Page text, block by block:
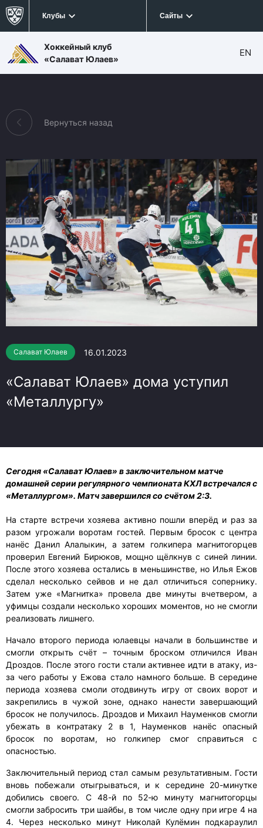
Клубы Сайты
Хоккейный клуб
«Салават Юлаев»
EN
Вернуться назад
Салават Юлаев 16.01.2023
«Салават Юлаев» дома уступил
«Металлургу»
Сегодня «Салават Юлаев» в заключительном матче
домашней серии регулярного чемпионата КХЛ встречался с
«Металлургом». Матч завершился со счётом 2:3.
На старте встречи хозяева активно пошли вперёд и раз за
разом угрожали воротам гостей. Первым бросок с центра
нанёс Данил Алалыкин, а затем голкипера магнитогорцев
проверил Евгений Бирюков, мощно щёлкнув с синей линии.
После этого хозяева остались в меньшинстве, но Илья Ежов
сделал несколько сейвов и не дал отличиться сопернику.
Затем уже «Магнитка» провела две минуты вчетвером, а
уфимцы создали несколько хороших моментов, но не смогли
реализовать лишнего.
Начало второго периода юлаевцы начали в большинстве и
смогли открыть счёт – точным броском отличился Иван
Дроздов. После этого гости стали активнее идти в атаку, из-
за чего работы у Ежова стало намного больше. В середине
периода хозяева смоли отодвинуть игру от своих ворот и
закрепились в чужой зоне, однако нанести завершающий
бросок не получилось. Дроздов и Михаил Науменков смогли
убежать в контратаку 2 в 1, Науменков нанёс опасный
бросок по воротам, но голкипер смог справиться с
опасностью.
Заключительный период стал самым результативным. Гости
вновь побежали отыгрываться, и к середине 20-минутке
добились своего. С 48-й по 52-ю минуту магнитогорцы
смогли забросить три шайбы, в том числе одну при игре 4 на
4. Через несколько минут Николай Кулёмин подкараулил